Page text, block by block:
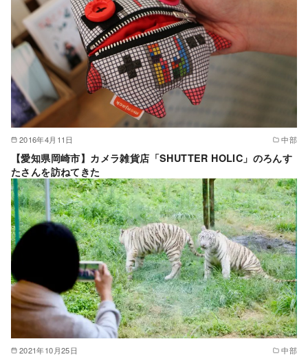
2016年4月11日 中部
【愛知県岡崎市】カメラ雑貨店「SHUTTER HOLIC」のろんす
たさんを訪ねてきた
2021年10月25日 中部